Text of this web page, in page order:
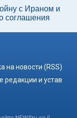
с Ираном и
соглашения
на новости (RSS)
редакции и устав